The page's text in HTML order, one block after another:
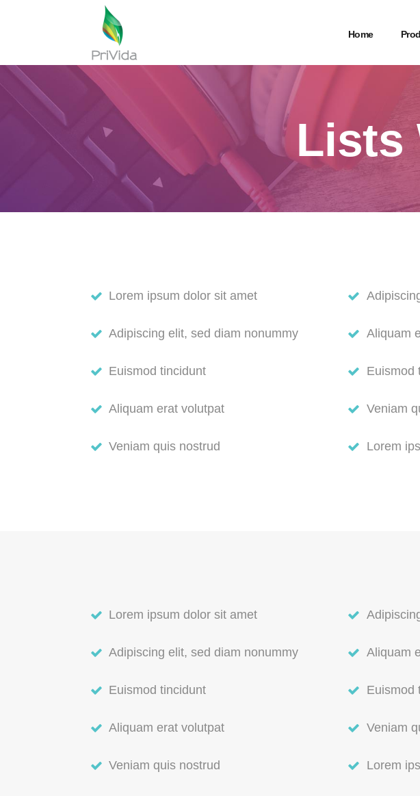
Home
Lists
Lorem ipsum dolor sit amet
Adipiscing elit, sed diam nonummy
Euismod tincidunt
Aliquam erat volutpat
Veniam quis nostrud
Aliquam
Euismod
Veniam
Lorem
Lorem ipsum dolor sit amet
Adipiscing elit, sed diam nonummy
Euismod tincidunt
Aliquam erat volutpat
Veniam quis nostrud
Aliquam
Euismod
Veniam
Lorem